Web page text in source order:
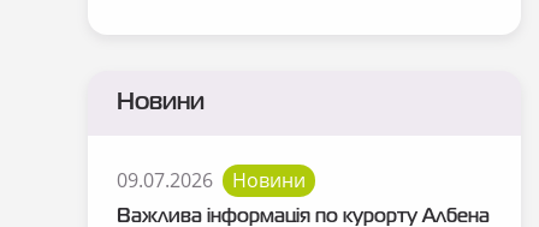
Новини
09.07.2026 Новини
Важлива інформація по курорту Албена